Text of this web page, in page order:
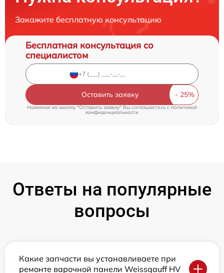
Закажите бесплатную консультацию
Бесплатная консультация со
специалистом
Оставить заявку
Нажимая на кнопку "Оставить заявку" Вы соглашаетесь cполитикой
конфиденциальности
Ответы на популярные
вопросы
Какие запчасти вы устанавливаете при
ремонте варочной панели Weissgauff HV